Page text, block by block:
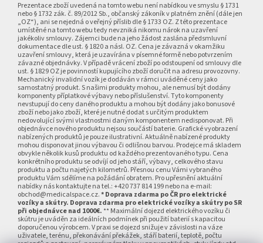
Prezentace zboží uvedená na tomto webu není nabídkou ve smyslu § 1731
nebo § 1732 zák. č. 89/2012 Sb., občanský zákoník v platném znění (dále jen
„OZ“), ani se nejedná o veřejný příslib dle § 1733 OZ. Z této prezentace
umístěné na tomto webu tedy nevzniká nikomu nárok na uzavření
jakékoliv smlouvy. Zájemci bude na jeho žádost zaslána předsmluvní
dokumentace dle ust. § 1820 a násl. OZ. Cena je závazná v okamžiku
uzavření smlouvy, která je uzavírána v písemné formě nebo potvrzením
závazné objednávky. V případě vrácení zboží po odstoupení od smlouvy dle
ust. § 1829 OZ je povinností kupujícího zboží doručit na adresu provozovny.
Mechanický invalidní vozík je dodáván v rámci uváděné ceny jako
samostatný produkt. S našimi produkty mohou, ale nemusí být dodány
komponenty příplatkové výbavy nebo příslušenství. Tyto komponenty
nevstupují do ceny daného produktu a mohou být dodány jako bonusové
zboží nebo jako zboží, které je nutné dodat s určitým produktem
nedovolující svými vlastnostmi daným komponentem nedisponovat. Při
objednávce nového produktu nejsou součástí baterie. Grafické vyobrazení
nabízených produktů je pouze ilustrativní. Aktuálně nabízené produkty
mohou disponovat jinou výbavou či odlišnou barvou. Prodejce má skladem
obvykle několik kusů produktu od každého prezentovaného typu. Cena
konkrétního produktu se odvíjí od jeho stáří, výbavy, celkového stavu
produktu a počtu najetých kilometrů. Přesnou cenu Vámi vybraného
produktu Vám sdělíme na požádání obratem. Pro upřesnění aktuální
nabídky nás kontaktujte na tel.: +420 737 814 199 nebo na e-mail:
obchod@medicalspace.cz.* Doprava zdarma po ČR pro elektrické
vozíky a skútry. Doprava zdarma pro elektrické vozíky a skútry po SR
při objednávce nad 1000€. ** Maximální dojezd elektrického vozíku či
skútru je uváděn za ideálních podmínek při použití baterií s kapacitou
doporučenou výrobcem. V praxi se dojezd snižuje v závislosti na váze
uživatele, terénu, překonávání překážek, stáří baterií, teplotě, počtu